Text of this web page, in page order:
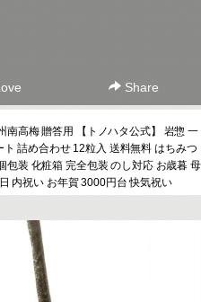
Share
南高梅 贈答用 【トノハタ公式】 岩惣 一
詰め合わせ 12粒入 送料無料 はちみつ
包装 化粧箱 完全包装 のし対応 お歳暮 母
内祝い お年賀 3000円台 快気祝い